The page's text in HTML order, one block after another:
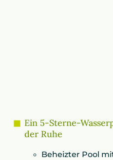
Ein 5-Sterne-
der Ruhe
Beheizter Pool